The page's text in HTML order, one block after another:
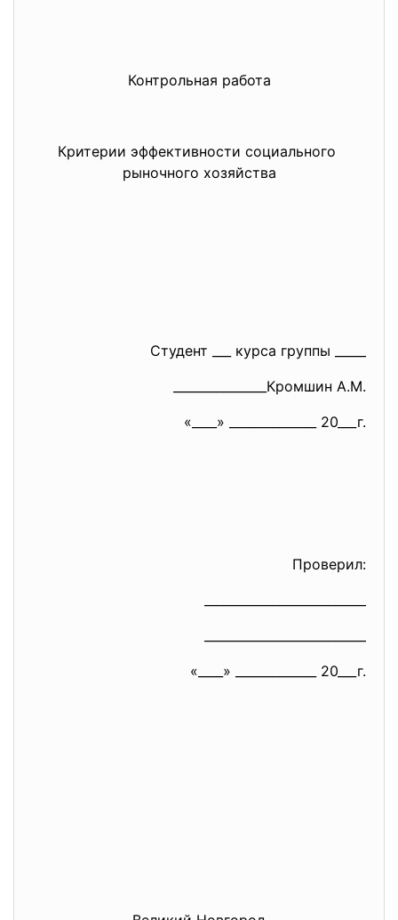
Контрольная работа
Критерии эффективности социального
рыночного хозяйства
Студент ___ курса группы _____
_______________Кромшин А.М.
«____» ______________ 20___г.
Проверил:
«____» _____________ 20___г.